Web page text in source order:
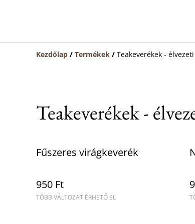
Kezdőlap / Termékek / Teakeverékek -
Teakeverékek -
Fűszeres virágkeverék
950 Ft
TÖBB VÁLTOZAT ÉRHETŐ EL